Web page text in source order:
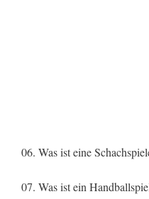
06. Was ist eine
07. Was ist ein